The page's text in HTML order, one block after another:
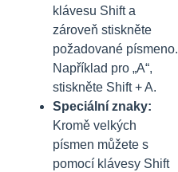
klávesu Shift a
zároveň stiskněte
požadované písmeno.
Například pro „A“,
stiskněte Shift + A.
Speciální znaky:
Kromě velkých
písmen můžete s
pomocí klávesy Shift